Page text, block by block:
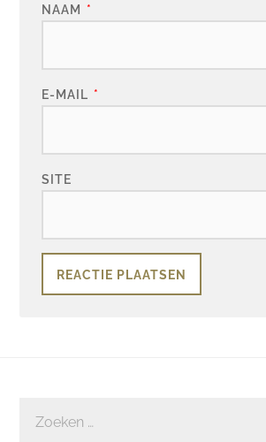
NAAM *
E-MAIL *
SITE
NAAR: